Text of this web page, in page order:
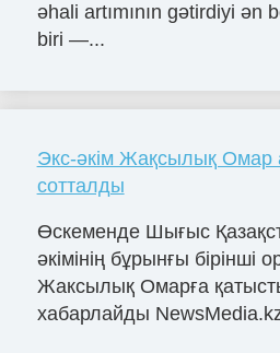
əhali artımının gətirdiyi ən
biri —...
Экс-әкім Жақсылық Омар
сотталды
Өскеменде Шығыс
әкімінің бұрынғы бірінші
Жаксылық Омарға
хабарлайды